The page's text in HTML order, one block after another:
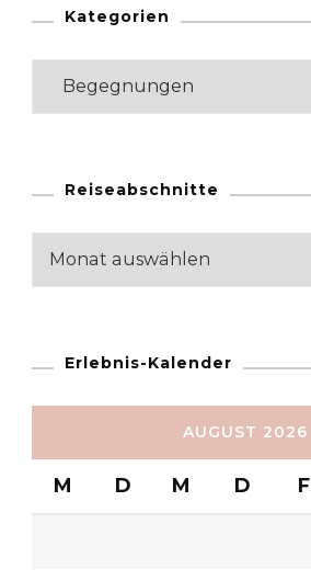
Kategorien
Kategorien
Reiseabschnitte
Reiseabschnitte
Erlebnis-Kalender
AUGUST 2026
M D M D F